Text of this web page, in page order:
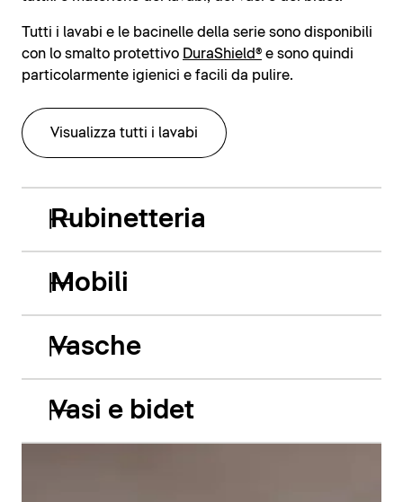
Tutti i lavabi e le bacinelle della serie sono disponibili
con lo smalto protettivo DuraShield® e sono quindi
particolarmente igienici e facili da pulire.
Visualizza tutti i lavabi
Rubinetteria
Mobili
Vasche
Vasi e bidet